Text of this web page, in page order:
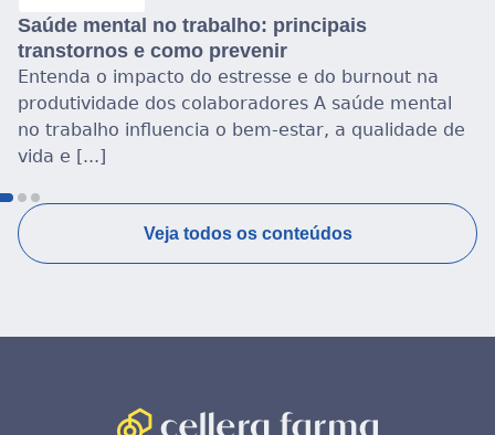
na
mental
de
Gerações e saúde mental: o que
jovens e adultos?
Diferenças de contexto, estilo de vida
impactam diretamente a forma como
geração cuida da saúde mental A
Veja todos os conteúdos